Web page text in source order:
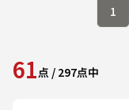
1
61点 / 297点中